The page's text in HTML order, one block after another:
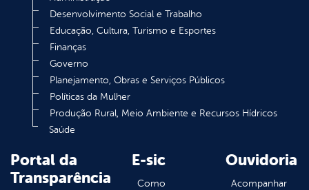
Desenvolvimento Social e Trabalho
Educação, Cultura, Turismo e Esportes
Finanças
Governo
Planejamento, Obras e Serviços Públicos
Políticas da Mulher
Produção Rural, Meio Ambiente e Recursos Hídricos
Saúde
Portal da
Transparência
E-sic
Como
Ouvidoria
Acompanhar